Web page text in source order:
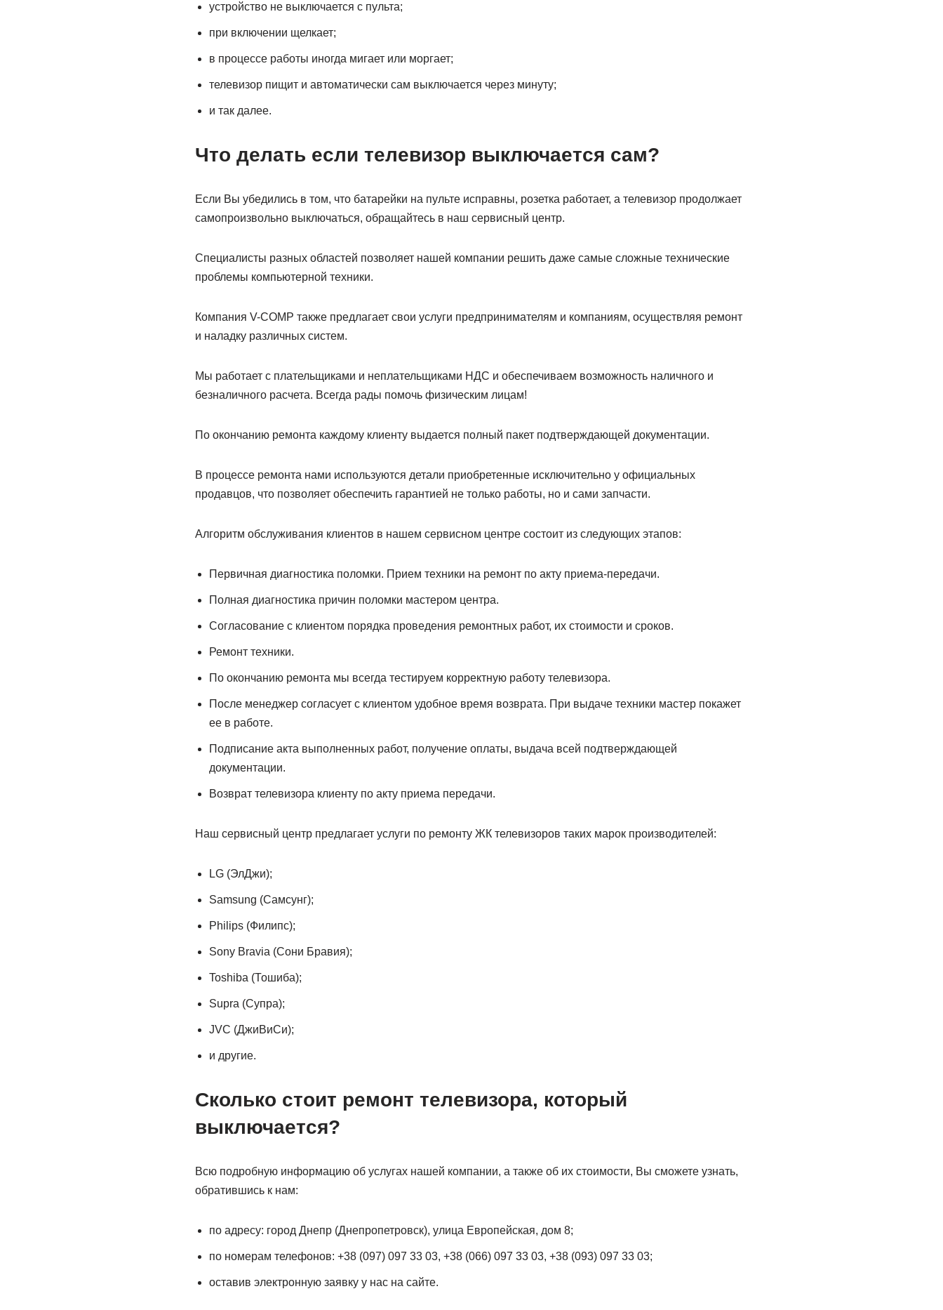
устройство не выключается с пульта;
при включении щелкает;
в процессе работы иногда мигает или моргает;
телевизор пищит и автоматически сам выключается через минуту;
и так далее.
Что делать если телевизор выключается сам?
Если Вы убедились в том, что батарейки на пульте исправны, розетка работает, а телевизор продолжает
самопроизвольно выключаться, обращайтесь в наш сервисный центр.
Специалисты разных областей позволяет нашей компании решить даже самые сложные технические
проблемы компьютерной техники.
Компания V-COMP также предлагает свои услуги предпринимателям и компаниям, осуществляя ремонт
и наладку различных систем.
Мы работает с плательщиками и неплательщиками НДС и обеспечиваем возможность наличного и
безналичного расчета. Всегда рады помочь физическим лицам!
По окончанию ремонта каждому клиенту выдается полный пакет подтверждающей документации.
В процессе ремонта нами используются детали приобретенные исключительно у официальных
продавцов, что позволяет обеспечить гарантией не только работы, но и сами запчасти.
Алгоритм обслуживания клиентов в нашем сервисном центре состоит из следующих этапов:
Первичная диагностика поломки. Прием техники на ремонт по акту приема-передачи.
Полная диагностика причин поломки мастером центра.
Согласование с клиентом порядка проведения ремонтных работ, их стоимости и сроков.
Ремонт техники.
По окончанию ремонта мы всегда тестируем корректную работу телевизора.
После менеджер согласует с клиентом удобное время возврата. При выдаче техники мастер покажет
ее в работе.
Подписание акта выполненных работ, получение оплаты, выдача всей подтверждающей
документации.
Возврат телевизора клиенту по акту приема передачи.
Наш сервисный центр предлагает услуги по ремонту ЖК телевизоров таких марок производителей:
LG (ЭлДжи);
Samsung (Самсунг);
Philips (Филипс);
Sony Bravia (Сони Бравия);
Toshiba (Тошиба);
Supra (Супра);
JVC (ДжиВиСи);
и другие.
Сколько стоит ремонт телевизора, который
выключается?
Всю подробную информацию об услугах нашей компании, а также об их стоимости, Вы сможете узнать,
обратившись к нам:
по адресу: город Днепр (Днепропетровск), улица Европейская, дом 8;
по номерам телефонов: +38 (097) 097 33 03, +38 (066) 097 33 03, +38 (093) 097 33 03;
оставив электронную заявку у нас на сайте.